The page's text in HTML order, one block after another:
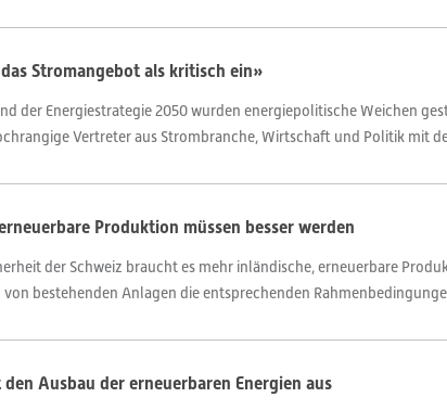
Stromangebot als kritisch ein»
der Energiestrategie 2050 wurden energiepolitische Weichen
Vertreter aus Strombranche, Wirtschaft und Politik mit
Produktion müssen besser werden
der Schweiz braucht es mehr inländische, erneuerbare
bestehenden Anlagen die entsprechenden
Ausbau der erneuerbaren Energien aus